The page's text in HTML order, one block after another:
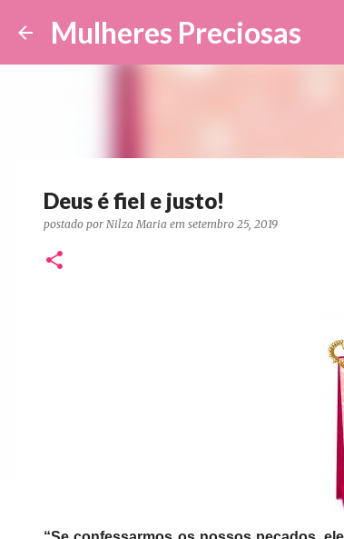
Mulheres Preciosas
Deus é fiel e justo!
postado por Nilza Maria em setembro 25, 2019